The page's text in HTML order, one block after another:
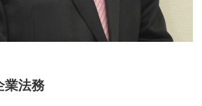
業法務